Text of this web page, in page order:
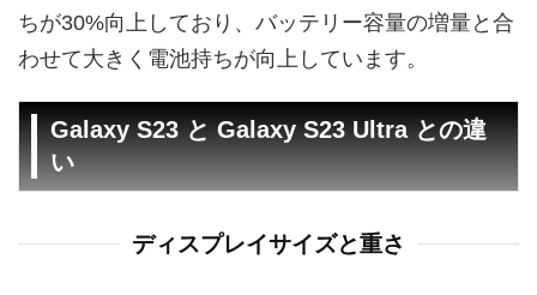
ちが30%向上しており、バッテリー容量の増量と合
わせて大きく電池持ちが向上しています。
Galaxy S23 と Galaxy S23 Ultra との違
い
ディスプレイサイズと重さ